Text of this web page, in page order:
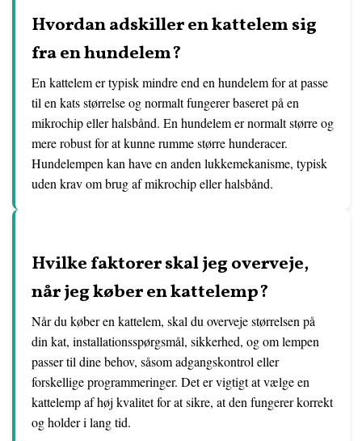
Hvordan adskiller en kattelem sig
fra en hundelem?
En kattelem er typisk mindre end en hundelem for at passe
til en kats størrelse og normalt fungerer baseret på en
mikrochip eller halsbånd. En hundelem er normalt større og
mere robust for at kunne rumme større hunderacer.
Hundelempen kan have en anden lukkemekanisme, typisk
uden krav om brug af mikrochip eller halsbånd.
Hvilke faktorer skal jeg overveje,
når jeg køber en kattelemp?
Når du køber en kattelem, skal du overveje størrelsen på
din kat, installationsspørgsmål, sikkerhed, og om lempen
passer til dine behov, såsom adgangskontrol eller
forskellige programmeringer. Det er vigtigt at vælge en
kattelemp af høj kvalitet for at sikre, at den fungerer korrekt
og holder i lang tid.